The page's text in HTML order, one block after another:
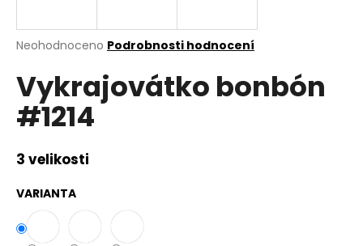
Průměrné
produktu
je
0,0
z
hvězdiček.
Neohodnoceno Podrobnosti hodnocení
Vykrajovátko bonbón
#1214
3 velikosti
VARIANTA
j
t
?